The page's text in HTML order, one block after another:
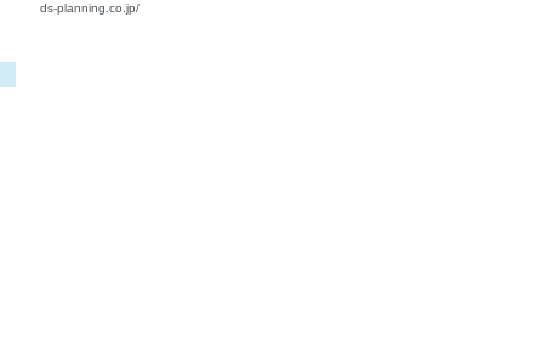
ds-planning.co.jp/